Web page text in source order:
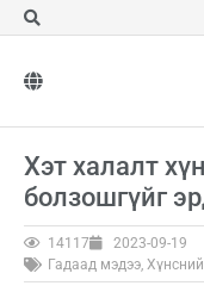
Хэт халалт
болзошгүйг
14117
2023-09-19
Гадаад мэдээ,